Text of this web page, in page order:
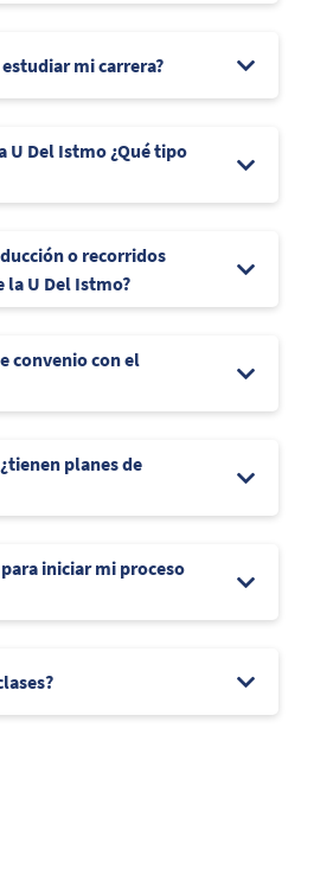
mi carrera?
U Del Istmo ¿Qué tipo
o recorridos
la U Del Istmo?
convenio con el
planes de
iniciar mi proceso